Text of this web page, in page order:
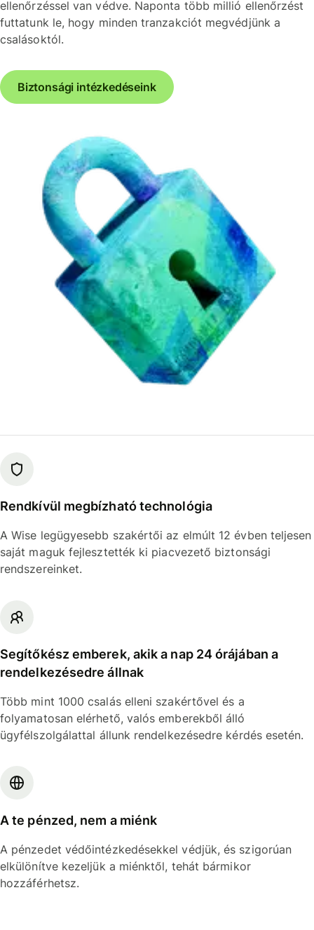
ellenőrzéssel van védve. Naponta több millió ellenőrzést
futtatunk le, hogy minden tranzakciót megvédjünk a
csalásoktól.
Biztonsági intézkedéseink
Rendkívül megbízható technológia
A Wise legügyesebb szakértői az elmúlt 12 évben teljesen
saját maguk fejlesztették ki piacvezető biztonsági
rendszereinket.
Segítőkész emberek, akik a nap 24 órájában a
rendelkezésedre állnak
Több mint 1000 csalás elleni szakértővel és a
folyamatosan elérhető, valós emberekből álló
ügyfélszolgálattal állunk rendelkezésedre kérdés esetén.
A te pénzed, nem a miénk
A pénzedet védőintézkedésekkel védjük, és szigorúan
elkülönítve kezeljük a miénktől, tehát bármikor
hozzáférhetsz.